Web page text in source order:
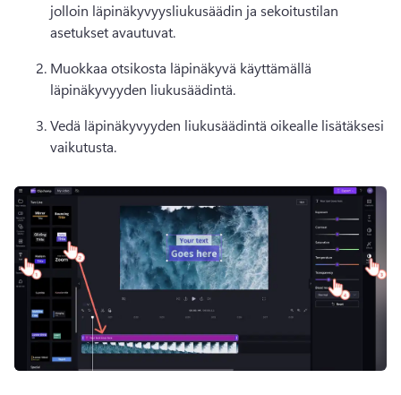
jolloin läpinäkyvyysliukusäädin ja sekoitustilan
asetukset avautuvat.
Muokkaa otsikosta läpinäkyvä käyttämällä
läpinäkyvyyden liukusäädintä.
Vedä läpinäkyvyyden liukusäädintä oikealle lisätäksesi
vaikutusta.